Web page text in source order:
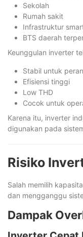
Sekolah
Rumah sakit
Infrastruktur
BTS daerah
Keunggulan inverter
Stabil untuk
Efisiensi tinggi
Low THD
Cocok untuk
Karena itu, inverter
digunakan pada
Risiko
Salah memilih
dan mengganggu
Dampak